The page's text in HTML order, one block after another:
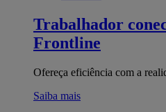
Trabalhador
Frontline
Ofereça eficiência com a
Saiba mais